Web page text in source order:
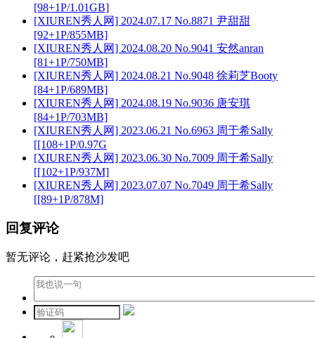
[98+1P/1.01GB]
[XIUREN秀人网] 2024.07.17 No.8871 尹甜甜
[92+1P/855MB]
[XIUREN秀人网] 2024.08.20 No.9041 安然anran
[81+1P/750MB]
[XIUREN秀人网] 2024.08.21 No.9048 徐莉芝Booty
[84+1P/689MB]
[XIUREN秀人网] 2024.08.19 No.9036 唐安琪
[84+1P/703MB]
[XIUREN秀人网] 2023.06.21 No.6963 周于希Sally
[[108+1P/0.97G
[XIUREN秀人网] 2023.06.30 No.7009 周于希Sally
[[102+1P/937M]
[XIUREN秀人网] 2023.07.07 No.7049 周于希Sally
[[89+1P/878M]
回复评论
暂无评论，赶紧抢沙发吧